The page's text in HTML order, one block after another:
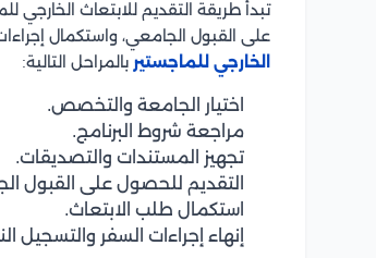
تبدأ طريقة التقديم للابتعاث الخارجي
على القبول الجامعي، واستكمال
الخارجي للماجستير بالمراحل التالية:
اختيار الجامعة والتخصص.
مراجعة شروط البرنامج.
تجهيز المستندات والتصديقات.
التقديم للحصول على القبول
استكمال طلب الابتعاث.
إنهاء إجراءات السفر والتسجيل